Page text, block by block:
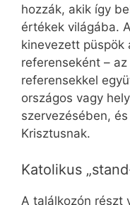
hozzák, akik így
értékek világába.
kinevezett püspök
referenseként –
referensekkel
országos vagy
szervezésében,
Krisztusnak.
Katolikus
A találkozón részt